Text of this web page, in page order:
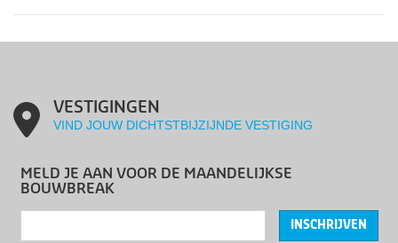
VESTIGINGEN
VIND JOUW DICHTSTBIJZIJNDE VESTIGING
MELD JE AAN VOOR DE MAANDELIJKSE
BOUWBREAK
INSCHRIJVEN